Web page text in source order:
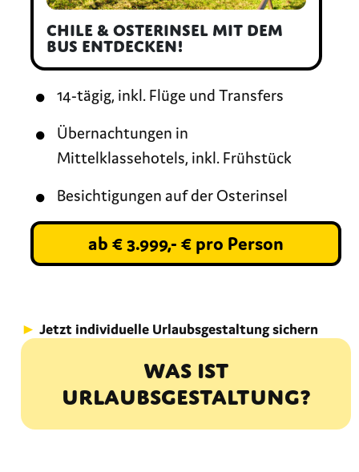
Chile & Osterinsel mit dem
Bus entdecken!
14-tägig, inkl. Flüge und Transfers
Übernachtungen in
Mittelklassehotels, inkl. Frühstück
Besichtigungen auf der Osterinsel
ab € 3.999,- € pro Person
► Jetzt individuelle Urlaubsgestaltung sichern
Was ist
Urlaubsgestaltung?